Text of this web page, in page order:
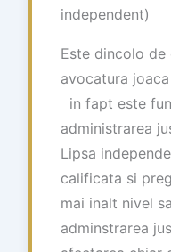
independent)
Este dincolo
avocatura
in fapt este
administrarea
Lipsa
calificata si
mai inalt nivel
adminstrarea